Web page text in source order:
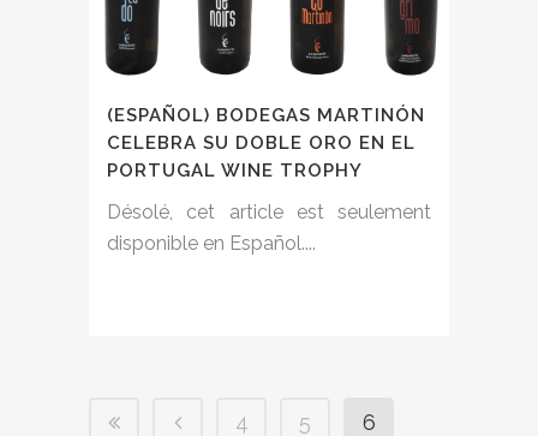
(ESPAÑOL) BODEGAS MARTINÓN
CELEBRA SU DOBLE ORO EN EL
PORTUGAL WINE TROPHY
Désolé, cet article est seulement
disponible en Español....
4 5
6